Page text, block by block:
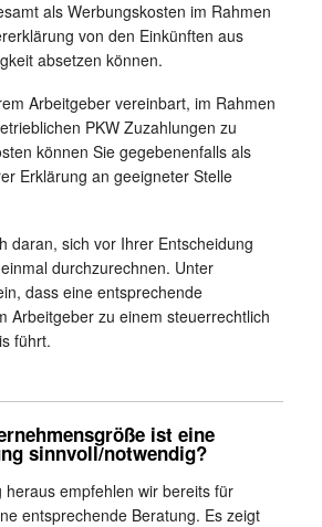
als Werbungskosten im Rahmen
von den Einkünften aus
absetzen können.
Arbeitgeber vereinbart, im Rahmen
PKW Zuzahlungen zu
können Sie gegebenenfalls als
Erklärung an geeigneter Stelle
daran, sich vor Ihrer Entscheidung
durchzurechnen. Unter
dass eine entsprechende
Arbeitgeber zu einem steuerrechtlich
führt.
ist eine
sinnvoll/notwendig?
empfehlen wir bereits für
entsprechende Beratung. Es zeigt